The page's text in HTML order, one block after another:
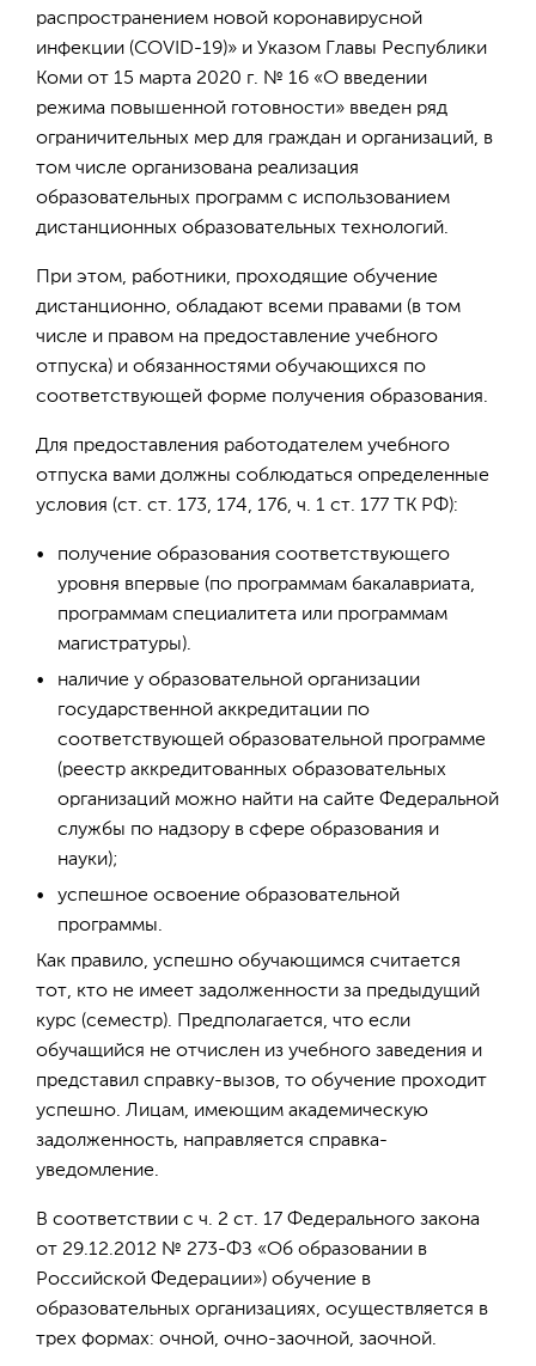
распространением новой коронавирусной
инфекции (COVID-19)» и Указом Главы Республики
Коми от 15 марта 2020 г. № 16 «О введении
режима повышенной готовности» введен ряд
ограничительных мер для граждан и организаций, в
том числе организована реализация
образовательных программ с использованием
дистанционных образовательных технологий.
При этом, работники, проходящие обучение
дистанционно, обладают всеми правами (в том
числе и правом на предоставление учебного
отпуска) и обязанностями обучающихся по
соответствующей форме получения образования.
Для предоставления работодателем учебного
отпуска вами должны соблюдаться определенные
условия (ст. ст. 173, 174, 176, ч. 1 ст. 177 ТК РФ):
получение образования соответствующего
уровня впервые (по программам бакалавриата,
программам специалитета или программам
магистратуры).
наличие у образовательной организации
государственной аккредитации по
соответствующей образовательной программе
(реестр аккредитованных образовательных
организаций можно найти на сайте Федеральной
службы по надзору в сфере образования и
науки);
успешное освоение образовательной
программы.
Как правило, успешно обучающимся считается
тот, кто не имеет задолженности за предыдущий
курс (семестр). Предполагается, что если
обучащийся не отчислен из учебного заведения и
представил справку-вызов, то обучение проходит
успешно. Лицам, имеющим академическую
задолженность, направляется справка-
уведомление.
В соответствии с ч. 2 ст. 17 Федерального закона
от 29.12.2012 № 273-ФЗ «Об образовании в
Российской Федерации») обучение в
образовательных организациях, осуществляется в
трех формах: очной, очно-заочной, заочной.